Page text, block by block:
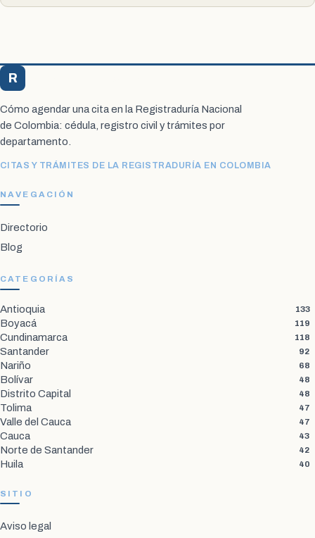
R
Cómo agendar una cita en la Registraduría Nacional
de Colombia: cédula, registro civil y trámites por
departamento.
CITAS Y TRÁMITES DE LA REGISTRADURÍA EN COLOMBIA
NAVEGACIÓN
Directorio
Blog
CATEGORÍAS
Antioquia 133
Boyacá 119
Cundinamarca 118
Santander 92
Nariño 68
Bolívar 48
Distrito Capital 48
Tolima 47
Valle del Cauca 47
Cauca 43
Norte de Santander 42
Huila 40
SITIO
Aviso legal